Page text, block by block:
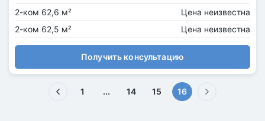
2-ком 62,6 м²
Цена неизвестна
2-ком 62,5 м²
Цена неизвестна
Получить консультацию
1 ... 14 15 16(текущая)